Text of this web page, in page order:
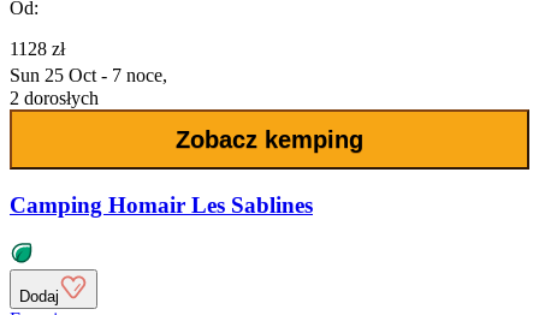
Od:
1128 zł
Sun 25 Oct - 7 noce,
2 dorosłych
Zobacz kemping
Camping Homair Les Sablines
Dodaj